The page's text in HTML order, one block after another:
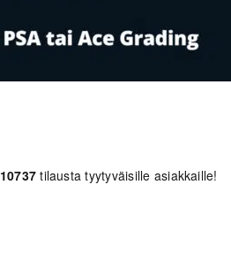
10737 tilausta tyytyväisille asiakkaille!